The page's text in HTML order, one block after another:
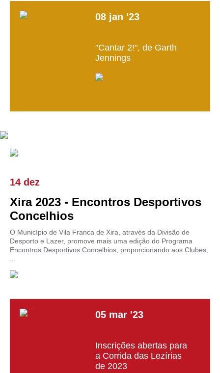
08 jan '23
"Cantar 2!", de Garth
Jennings
14 dez
Xira 2023 - Encontros Desportivos
Concelhios
O Município de Vila Franca de Xira, através da Divisão de
Desporto e Lazer, promove mais uma edição do Programa
Encontros Desportivos Concelhios, proporcionando aos Clubes,
05 mar '23
Inscrições abertas para
a Corrida das Lezírias
de 2023